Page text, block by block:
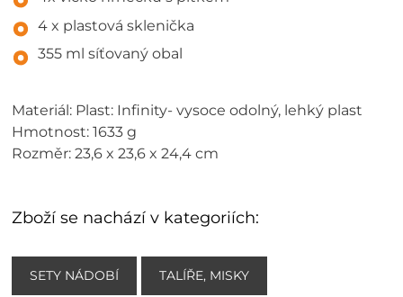
4 x plastová sklenička
355 ml síťovaný obal
Materiál: Plast: Infinity- vysoce odolný, lehký plast
Hmotnost: 1633 g
Rozměr: 23,6 x 23,6 x 24,4 cm
Zboží se nachází v kategoriích:
SETY NÁDOBÍ TALÍŘE, MISKY